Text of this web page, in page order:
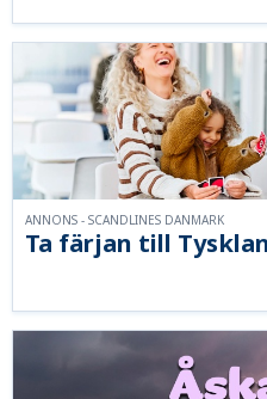
Ta färjan till
ANNONS - SCANDLINES DANMARK